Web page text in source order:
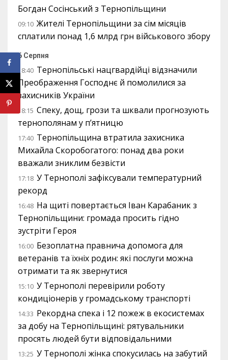
Богдан Сосінський з Тернопільщини
09:10 Жителі Тернопільщини за сім місяців
сплатили понад 1,6 млрд грн військового збору
6 Серпня
18:40 Тернопільські нацгвардійці відзначили
Преображення Господнє й помолилися за
захисників України
18:15 Спеку, дощ, грози та шквали прогнозують
тернополянам у п’ятницю
17:40 Тернопільщина втратила захисника
Михайла Скоробогатого: понад два роки
вважали зниклим безвісти
17:18 У Тернополі зафіксували температурний
рекорд
16:48 На щиті повертається Іван Карабаник з
Тернопільщини: громада просить гідно
зустріти Героя
16:00 Безоплатна правнича допомога для
ветеранів та їхніх родин: які послуги можна
отримати та як звернутися
15:10 У Тернополі перевірили роботу
кондиціонерів у громадському транспорті
14:33 Рекордна спека і 12 пожеж в екосистемах
за добу на Тернопільщині: рятувальники
просять людей бути відповідальними
13:25 У Тернополі жінка спокусилась на забутий